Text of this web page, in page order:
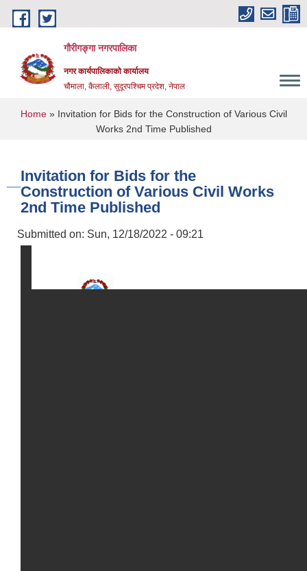
Skip to main content
गौरीगङ्गा नगरपालिका
नगर कार्यपालिकाको कार्यालय
चौमाला, कैलाली, सुदूरपश्चिम प्रदेश, नेपाल
You are here
Home» Invitation for Bids for the Construction of Various Civil
Works 2nd Time Published
Invitation for Bids for the
Construction of Various Civil Works
2nd Time Published
Submitted on: Sun, 12/18/2022 - 09:21